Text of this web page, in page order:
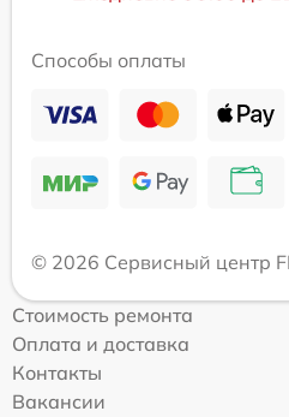
Способы оплаты
© 2026 Сервисный центр
Стоимость ремонта
Оплата и доставка
Контакты
Вакансии